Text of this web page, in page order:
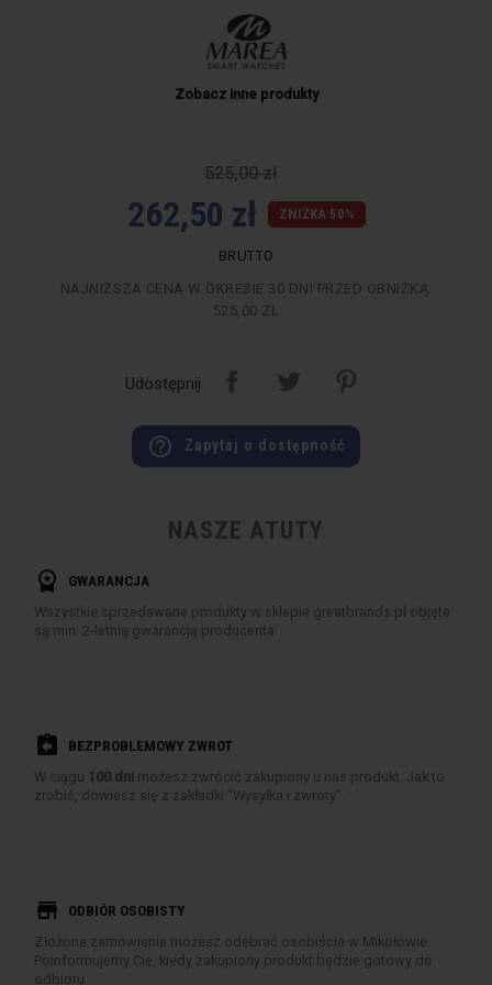
Zobacz inne produkty
525,00 zł
262,50 zł ZNIŻKA 50%
BRUTTO
NAJNIŻSZA CENA W OKRESIE 30 DNI PRZED OBNIŻKĄ:
525,00 ZŁ
Udostępnij
help_outline Zapytaj o dostępność
NASZE ATUTY
workspace_premium GWARANCJA
Wszystkie sprzedawane produkty w sklepie greatbrands.pl objęte
są min. 2-letnią gwarancją producenta.
assignment_return BEZPROBLEMOWY ZWROT
W ciągu 100 dni możesz zwrócić zakupiony u nas produkt. Jak to
zrobić, dowiesz się z zakładki "Wysyłka i zwroty".
store ODBIÓR OSOBISTY
Złożone zamówienie możesz odebrać osobiście w Mikołowie.
Poinformujemy Cię, kiedy zakupiony produkt będzie gotowy do
odbioru.